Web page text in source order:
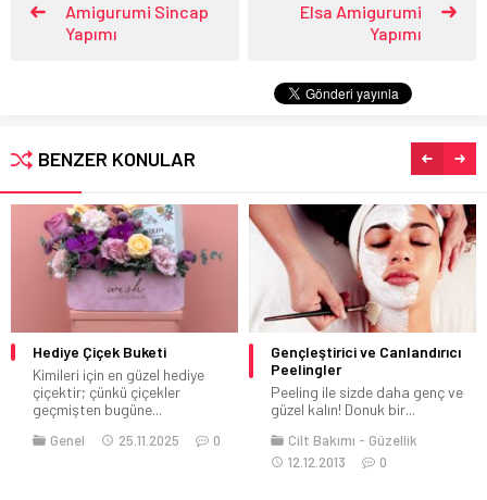
Amigurumi Sincap
Yapımı
Elsa Amigurumi
Yapımı
BENZER KONULAR
Hediye Çiçek Buketi
Kimileri için en güzel hediye
çiçektir; çünkü çiçekler
geçmişten bugüne...
Genel 25.11.2025 0
Gençleştirici ve Canlandırıcı
Peelingler
Peeling ile sizde daha genç ve
güzel kalın! Donuk bir...
Cilt Bakımı
Güzellik
12.12.2013
0